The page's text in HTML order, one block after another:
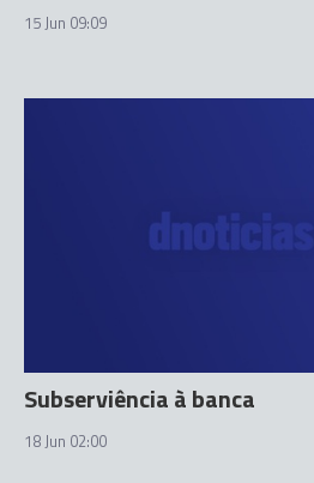
15 Jun 09:09
Subserviência à banca
18 Jun 02:00